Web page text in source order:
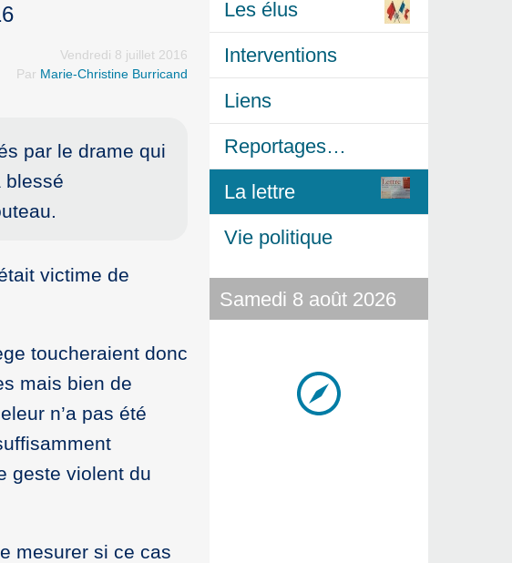
Vendredi 8 juillet 2016
Par Marie-Christine Burricand
par le drame qui
blessé
victime de
toucheraient donc
mais bien de
n’a pas été
geste violent du
mesurer si ce cas
Les élus
Interventions
Liens
Reportages…
La lettre
Vie politique
Samedi 8 août 2026